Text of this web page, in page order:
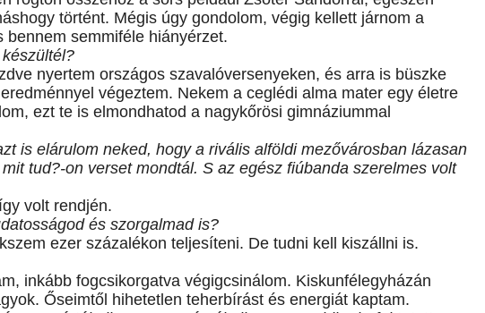
történt. Mégis úgy gondolom, végig kellett járnom a
semmiféle hiányérzet.
nyertem országos szavalóversenyeken, és arra is büszke
végeztem. Nekem a ceglédi alma mater egy életre
ezt te is elmondhatod a nagykőrösi gimnáziummal
is elárulom neked, hogy a rivális alföldi mezővárosban lázasan
tud?-on verset mondtál. S az egész fiúbanda szerelmes volt
volt rendjén.
és szorgalmad is?
ezer százalékon teljesíteni. De tudni kell kiszállni is.
inkább fogcsikorgatva végigcsinálom. Kiskunfélegyházán
Őseimtől hihetetlen teherbírást és energiát kaptam.